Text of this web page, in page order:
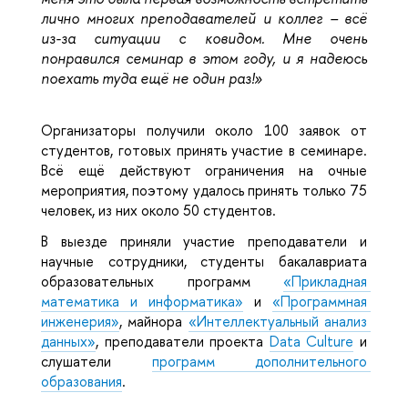
лично многих преподавателей и коллег – всё
из-за ситуации с ковидом. Мне очень
понравился семинар в этом году, и я надеюсь
поехать туда ещё не один раз!»
Организаторы получили около 100 заявок от
студентов, готовых принять участие в семинаре.
Всё ещё действуют ограничения на очные
мероприятия, поэтому удалось принять только 75
человек, из них около 50 студентов.
В выезде приняли участие преподаватели и
научные сотрудники, студенты бакалавриата
образовательных программ «Прикладная
математика и информатика» и «Программная
инженерия», майнора «Интеллектуальный анализ
данных», преподаватели проекта Data Culture и
слушатели программ дополнительного
образования.